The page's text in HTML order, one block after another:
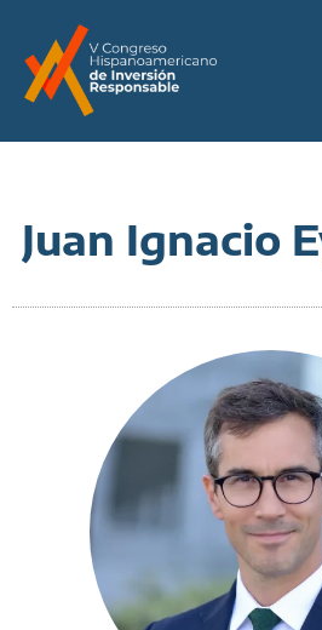
Juan Ignacio